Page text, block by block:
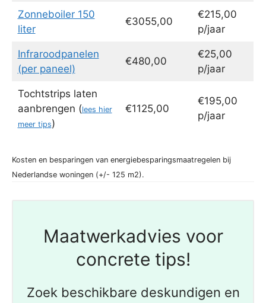
Zonneboiler 150
liter
€3055,00
€215,00
p/jaar
Infraroodpanelen
(per paneel)
€480,00
€25,00
p/jaar
Tochtstrips laten
aanbrengen (lees hier
meer tips)
€1125,00
€195,00
p/jaar
Kosten en besparingen van energiebesparingsmaatregelen bij
Nederlandse woningen (+/- 125 m2).
Maatwerkadvies voor
concrete tips!
Zoek beschikbare deskundigen en